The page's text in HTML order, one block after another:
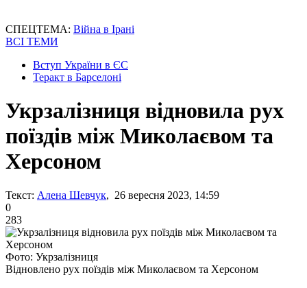
СПЕЦТЕМА: Війна в Ірані
ВСІ ТЕМИ
Вступ України в ЄС
Теракт в Барселоні
Укрзалізниця відновила рух
поїздів між Миколаєвом та
Херсоном
Текст: Алена Шевчук, 26 вересня 2023, 14:59
0
283
Фото: Укрзалізниця
Відновлено рух поїздів між Миколаєвом та Херсоном